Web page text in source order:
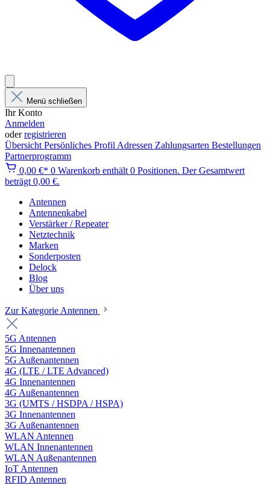
Menü schließen
Ihr Konto
Anmelden
oderregistrieren
Übersicht Persönliches Profil Adressen Zahlungsarten Bestellungen
Partnerprogramm
0,00 €* 0 Warenkorb enthält 0 Positionen. Der Gesamtwert
beträgt 0,00 €.
Antennen
Antennenkabel
Verstärker / Repeater
Netztechnik
Marken
Sonderposten
Delock
Blog
Über uns
Zur Kategorie Antennen
5G Antennen
5G Innenantennen
5G Außenantennen
4G (LTE / LTE Advanced)
4G Innenantennen
4G Außenantennen
3G (UMTS / HSDPA / HSPA)
3G Innenantennen
3G Außenantennen
WLAN Antennen
WLAN Innenantennen
WLAN Außenantennen
IoT Antennen
RFID Antennen